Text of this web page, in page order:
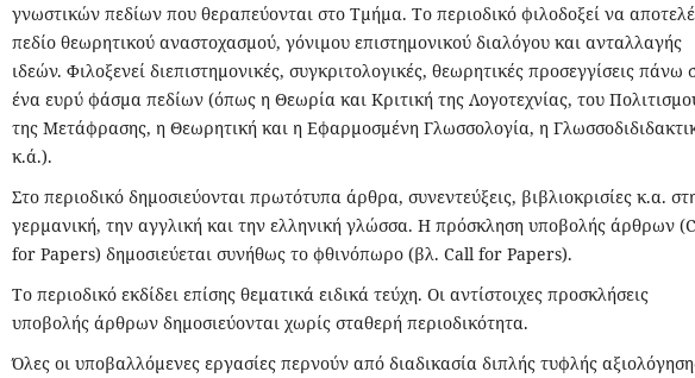
γνωστικών πεδίων που θεραπεύονται στο Τμήμα. Το περιοδικό φιλοδοξεί να
πεδίο θεωρητικού αναστοχασμού, γόνιμου επιστημονικού διαλόγου και ανταλλαγής
ιδεών. Φιλοξενεί διεπιστημονικές, συγκριτολογικές, θεωρητικές προσεγγίσεις πάνω
ένα ευρύ φάσμα πεδίων (όπως η Θεωρία και Κριτική της Λογοτεχνίας, του
της Μετάφρασης, η Θεωρητική και η Εφαρμοσμένη Γλωσσολογία, η
κ.ά.).
Στο περιοδικό δημοσιεύονται πρωτότυπα άρθρα, συνεντεύξεις, βιβλιοκρισίες κ.α.
γερμανική, την αγγλική και την ελληνική γλώσσα. Η πρόσκληση υποβολής άρθρων
for Papers) δημοσιεύεται συνήθως το φθινόπωρο (βλ. Call for Papers).
Το περιοδικό εκδίδει επίσης θεματικά ειδικά τεύχη. Οι αντίστοιχες προσκλήσεις
υποβολής άρθρων δημοσιεύονται χωρίς σταθερή περιοδικότητα.
Όλες οι υποβαλλόμενες εργασίες περνούν από διαδικασία διπλής τυφλής